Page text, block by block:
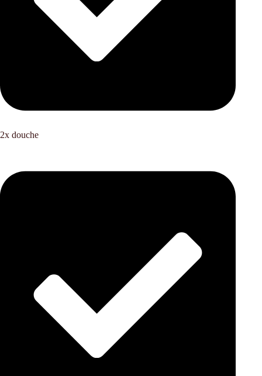
2x douche